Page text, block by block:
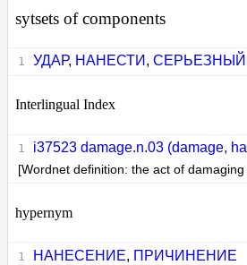
sytsets of components
УДАР, НАНЕСТИ , СЕРЬЕЗНЫЙ
Interlingual Index
i37523 damage.n.03 (damage,
[Wordnet definition: the act of
hypernym
НАНЕСЕНИЕ, ПРИЧИНЕНИЕ